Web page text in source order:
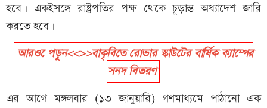
হবে। একইসঙ্গে রাষ্ট্রপতির পক্ষ থেকে চূড়ান্ত অধ্যাদেশ জারি
করতে হবে।
আরও েপড়ুন<<>>বাকৃবিতে রোভার স্কাউটের বার্ষিক ক্যাম্পের
সনদ বিতরণ
এর আগে মঙ্গলবার (১৩ জানুয়ারি) গণমাধ্যমে পাঠানো এক